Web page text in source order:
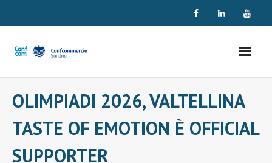
OLIMPIADI 2026, VALTELLINA
TASTE OF EMOTION È OFFICIAL
SUPPORTER